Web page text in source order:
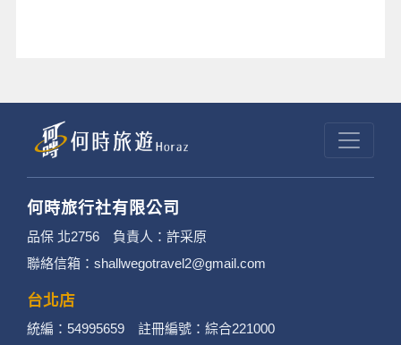
何時旅行社有限公司
品保 北2756 負責人：許采原
聯絡信箱：shallwegotravel2@gmail.com
台北店
統編：54995659 註冊編號：綜合221000